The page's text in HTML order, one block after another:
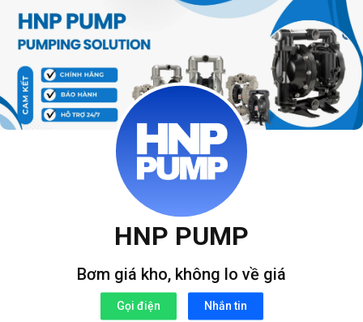
qua
dung
HNP PUMP
Bơm giá kho, không lo về giá
Gọi điện Nhắn tin